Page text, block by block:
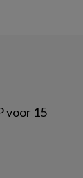
voor 15